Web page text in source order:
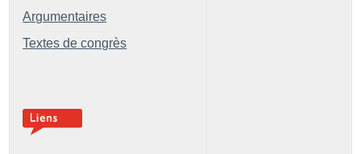
Argumentaires
Textes de congrès